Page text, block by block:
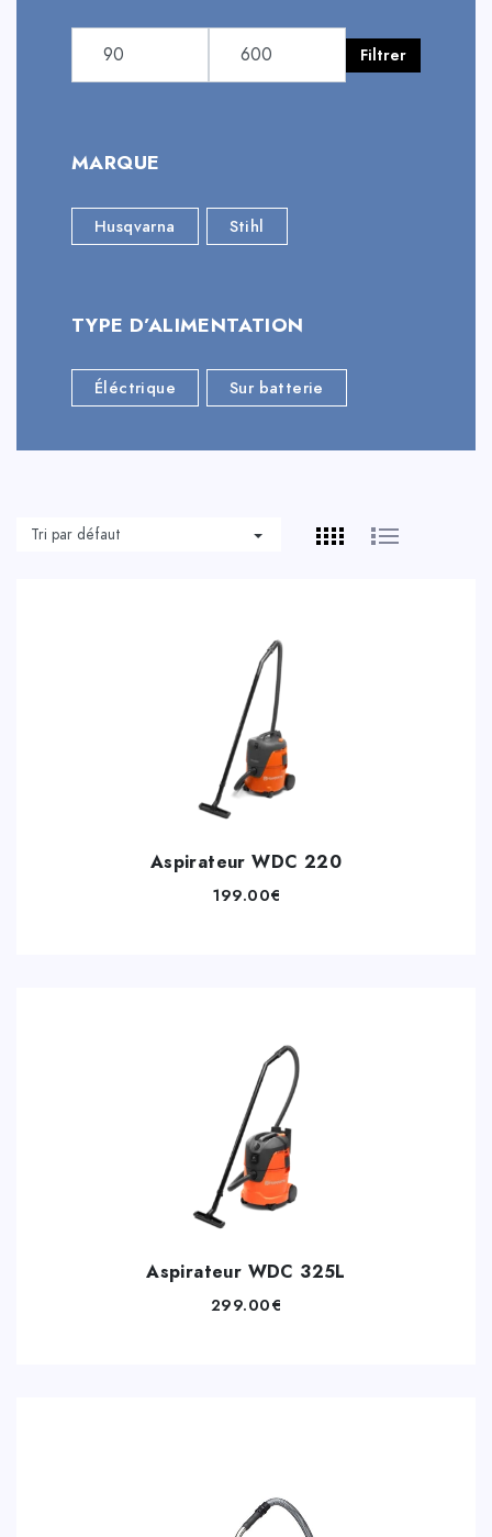
Filtrer
MARQUE
Husqvarna Stihl
TYPE D’ALIMENTATION
Éléctrique Sur batterie
Aspirateur WDC 220
199.00€
Aspirateur WDC 325L
299.00€